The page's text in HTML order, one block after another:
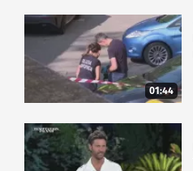
01:44